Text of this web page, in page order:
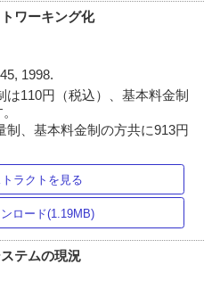
ワーキング化
1998.
110円（税込）、基本料金制
制、基本料金制の方共に913円
ラクトを見る
ロード(1.19MB)
テムの現況